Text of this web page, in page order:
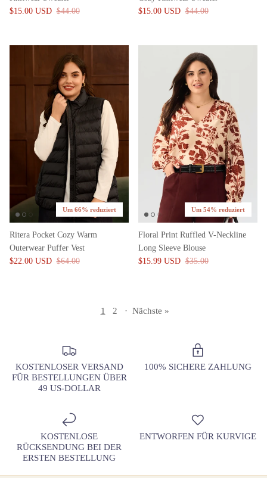
$15.00 USD $44.00
$15.00 USD $44.00
Um 66% reduziert
Ritera Pocket Cozy Warm
Outerwear Puffer Vest
$22.00 USD $64.00
Um 54% reduziert
Floral Print Ruffled V-Neckline
Long Sleeve Blouse
$15.99 USD $35.00
1 2 · Nächste »
KOSTENLOSER VERSAND
FÜR BESTELLUNGEN ÜBER
49 US-DOLLAR
100% SICHERE ZAHLUNG
KOSTENLOSE
RÜCKSENDUNG BEI DER
ERSTEN BESTELLUNG
ENTWORFEN FÜR KURVIGE